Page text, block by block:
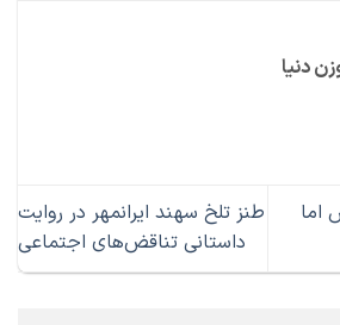
دنیا
اما
طنز تلخ سهند ایرانمهر در روایت
داستانی تناقض‌های اجتماعی